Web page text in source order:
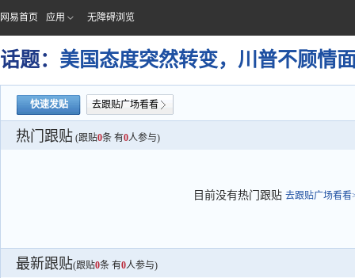
网易首页 应用 无障碍浏览
话题： 美国态度突然转变，川普不顾情
快速发贴 去跟贴广场看看
热门跟贴 (跟贴0条 有0人参与)
目前没有热门跟贴 去跟贴广场看看
最新跟贴(跟贴0条 有0人参与)